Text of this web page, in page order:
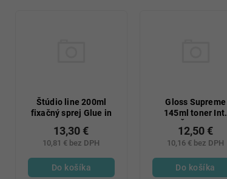
Štúdio line 200ml
fixačný sprej Glue in
10,81 € bez DPH
13,30 €
Do košíka
Gloss Supreme
145ml toner Int.
10,16 € bez DPH
12,50 €
Do košíka